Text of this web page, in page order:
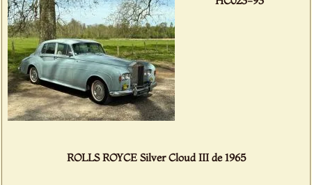
ROLLS ROYCE Silver Cloud III de 1965